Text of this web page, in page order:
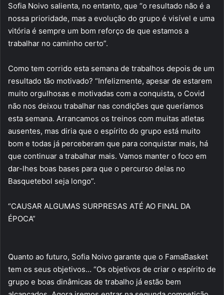
Sofia Noivo salienta, no entanto, que “o resultado não é a
nossa prioridade, mas a evolução do grupo é visível e uma
vitória é sempre um bom reforço de que estamos a
trabalhar no caminho certo”.
Como tem corrido esta semana de trabalhos depois de um
resultado tão motivado? “Infelizmente, apesar de estarem
muito orgulhosas e motivadas com a conquista, o Covid
não nos deixou trabalhar nas condições que queríamos
esta semana. Arrancamos os treinos com muitas atletas
ausentes, mas diria que o espírito do grupo está muito
bom e todas já perceberam que para conquistar mais, há
que continuar a trabalhar mais. Vamos manter o foco em
dar-lhes boas bases para que o percurso delas no
Basquetebol seja longo”.
“CAUSAR ALGUMAS SURPRESAS ATÉ AO FINAL DA
ÉPOCA”
Quanto ao futuro, Sofia Noivo garante que o FamaBasket
tem os seus objetivos… “Os objetivos de criar o espírito de
grupo e boas dinâmicas de trabalho já estão bem